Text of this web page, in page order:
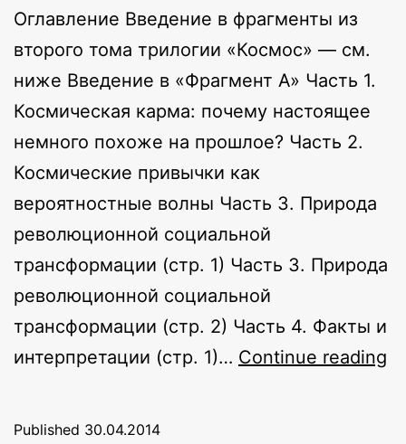
Оглавление Введение в фрагменты из
второго тома трилогии «Космос» — см.
ниже Введение в «Фрагмент А» Часть 1.
Космическая карма: почему настоящее
немного похоже на прошлое? Часть 2.
Космические привычки как
вероятностные волны Часть 3. Природа
революционной социальной
трансформации (стр. 1) Часть 3. Природа
революционной социальной
трансформации (стр. 2) Часть 4. Факты и
интерпретации (стр. 1)… Continue reading
Published 30.04.2014